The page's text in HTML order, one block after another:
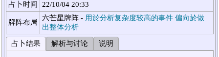
占卜时间 22/10/04 20:33
牌阵布局
六芒星牌阵 - 用於分析复杂度较高的事件 偏向於做
出整体分析
占卜结果 解析与讨论 说明